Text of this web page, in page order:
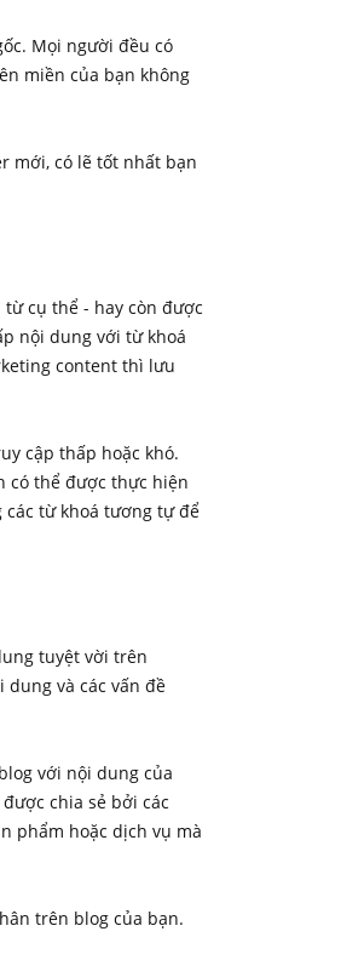
Mọi người đều có
miền của bạn không
mới, có lẽ tốt nhất bạn
cụ thể - hay còn được
nội dung với từ khoá
content thì lưu
cập thấp hoặc khó.
có thể được thực hiện
các từ khoá tương tự để
tuyệt vời trên
dung và các vấn đề
với nội dung của
chia sẻ bởi các
phẩm hoặc dịch vụ mà
trên blog của bạn.